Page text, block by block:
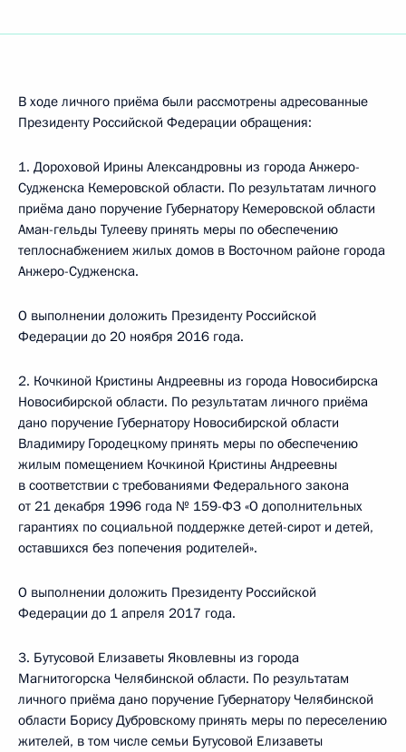
В ходе личного приёма были рассмотрены адресованные
Президенту Российской Федерации обращения:
1. Дороховой Ирины Александровны из города Анжеро-
Судженска Кемеровской области. По результатам личного
приёма дано поручение Губернатору Кемеровской области
Аман-гельды Тулееву принять меры по обеспечению
теплоснабжением жилых домов в Восточном районе города
Анжеро-Судженска.
О выполнении доложить Президенту Российской
Федерации до 20 ноября 2016 года.
2. Кочкиной Кристины Андреевны из города Новосибирска
Новосибирской области. По результатам личного приёма
дано поручение Губернатору Новосибирской области
Владимиру Городецкому принять меры по обеспечению
жилым помещением Кочкиной Кристины Андреевны
в соответствии с требованиями Федерального закона
от 21 декабря 1996 года № 159-ФЗ «О дополнительных
гарантиях по социальной поддержке детей-сирот и детей,
оставшихся без попечения родителей».
О выполнении доложить Президенту Российской
Федерации до 1 апреля 2017 года.
3. Бутусовой Елизаветы Яковлевны из города
Магнитогорска Челябинской области. По результатам
личного приёма дано поручение Губернатору Челябинской
области Борису Дубровскому принять меры по переселению
жителей, в том числе семьи Бутусовой Елизаветы